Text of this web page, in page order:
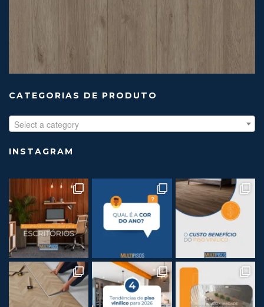
CATEGORIAS DE PRODUTO
Select a category
INSTAGRAM